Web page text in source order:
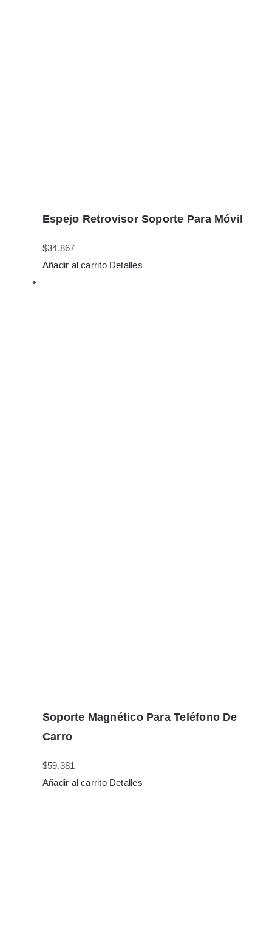
Espejo Retrovisor Soporte Para Móvil
$34.867
Añadir al carrito Detalles
Soporte Magnético Para Teléfono De
Carro
$59.381
Añadir al carrito Detalles